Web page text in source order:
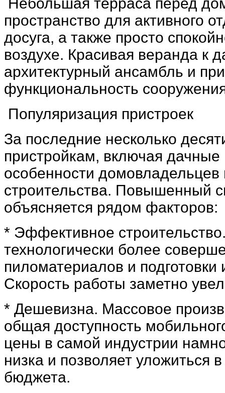
пространство для активного
досуга, а также просто
воздухе. Красивая веранда к
архитектурный ансамбль и
функциональность
Популяризация пристроек
За последние несколько
пристройкам, включая
особенности домовладельцев
строительства. Повышенный
объясняется рядом факторов:
* Эффективное
технологически более
пиломатериалов и
Скорость работы заметно
* Дешевизна. Массовое
общая доступность
цены в самой индустрии
низка и позволяет уложиться
бюджета.